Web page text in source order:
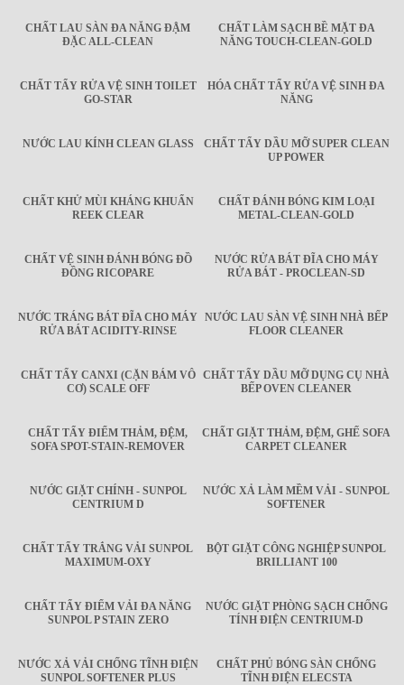
CHẤT LAU SÀN ĐA NĂNG ĐẬM
ĐẶC ALL-CLEAN
CHẤT LÀM SẠCH BỀ MẶT ĐA
NĂNG TOUCH-CLEAN-GOLD
CHẤT TẨY RỬA VỆ SINH TOILET
GO-STAR
HÓA CHẤT TẨY RỬA VỆ SINH ĐA
NĂNG
NƯỚC LAU KÍNH CLEAN GLASS
CHẤT TẨY DẦU MỠ SUPER CLEAN
UP POWER
CHẤT KHỬ MÙI KHÁNG KHUẨN
REEK CLEAR
CHẤT ĐÁNH BÓNG KIM LOẠI
METAL-CLEAN-GOLD
CHẤT VỆ SINH ĐÁNH BÓNG ĐỒ
ĐỒNG RICOPARE
NƯỚC RỬA BÁT ĐĨA CHO MÁY
RỬA BÁT - PROCLEAN-SD
NƯỚC TRÁNG BÁT ĐĨA CHO MÁY
RỬA BÁT ACIDITY-RINSE
NƯỚC LAU SÀN VỆ SINH NHÀ BẾP
FLOOR CLEANER
CHẤT TẨY CANXI (CẶN BÁM VÔ
CƠ) SCALE OFF
CHẤT TẨY DẦU MỠ DỤNG CỤ NHÀ
BẾP OVEN CLEANER
CHẤT TẨY ĐIỂM THẢM, ĐỆM,
SOFA SPOT-STAIN-REMOVER
CHẤT GIẶT THẢM, ĐỆM, GHẾ SOFA
CARPET CLEANER
NƯỚC GIẶT CHÍNH - SUNPOL
CENTRIUM D
NƯỚC XẢ LÀM MỀM VẢI - SUNPOL
SOFTENER
CHẤT TẨY TRẮNG VẢI SUNPOL
MAXIMUM-OXY
BỘT GIẶT CÔNG NGHIỆP SUNPOL
BRILLIANT 100
CHẤT TẨY ĐIỂM VẢI ĐA NĂNG
SUNPOL P STAIN ZERO
NƯỚC GIẶT PHÒNG SẠCH CHỐNG
TÍNH ĐIỆN CENTRIUM-D
NƯỚC XẢ VẢI CHỐNG TĨNH ĐIỆN
SUNPOL SOFTENER PLUS
CHẤT PHỦ BÓNG SÀN CHỐNG
TĨNH ĐIỆN ELECSTA